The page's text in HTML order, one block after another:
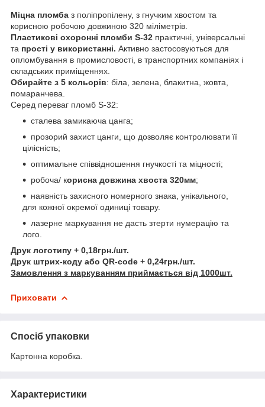
Міцна пломба з поліпропілену, з гнучким хвостом та
корисною робочою довжиною 320 міліметрів.
Пластикові охоронні пломби S-32 практичні, універсальні
та прості у використанні. Активно застосовуються для
опломбування в промисловості, в транспортних компаніях і
складських приміщеннях.
Обирайте з 5 кольорів: біла, зелена, блакитна, жовта,
помаранчева.
Серед переваг пломб S-32:
сталева замикаюча цанга;
прозорий захист цанги, що дозволяє контролювати її
цілісність;
оптимальне співвідношення гнучкості та міцності;
робоча/ корисна довжина хвоста 320мм;
наявність захисного номерного знака, унікального,
для кожної окремої одиниці товару.
лазерне маркування не дасть зтерти нумерацію та
лого.
Друк логотипу + 0,18грн./шт.
Друк штрих-коду або QR-code + 0,24грн./шт.
Замовлення з маркуванням приймається від 1000шт.
Приховати
Спосіб упаковки
Картонна коробка.
Характеристики